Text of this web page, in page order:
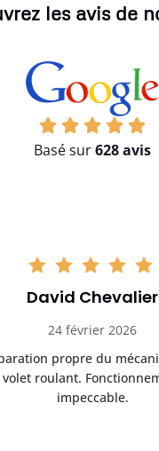
les avis de
Basé sur628 avis
David Chevalier
24 février 2026
propre du
volet roulant.
impeccable.